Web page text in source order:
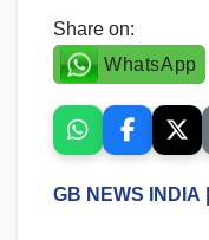
Share on:
WhatsApp
GB NEWS INDIA